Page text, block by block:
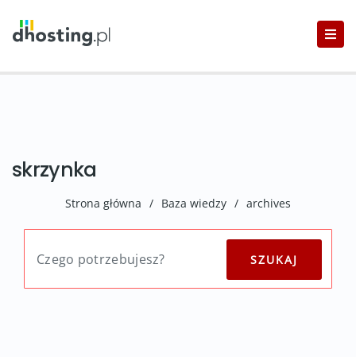
skrzynka
Strona główna / Baza wiedzy / archives